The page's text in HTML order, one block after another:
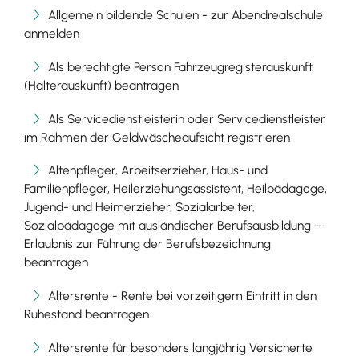
Allgemein bildende Schulen - zur Abendrealschule
anmelden
Als berechtigte Person Fahrzeugregisterauskunft
(Halterauskunft) beantragen
Als Servicedienstleisterin oder Servicedienstleister
im Rahmen der Geldwäscheaufsicht registrieren
Altenpfleger, Arbeitserzieher, Haus- und
Familienpfleger, Heilerziehungsassistent, Heilpädagoge,
Jugend- und Heimerzieher, Sozialarbeiter,
Sozialpädagoge mit ausländischer Berufsausbildung –
Erlaubnis zur Führung der Berufsbezeichnung
beantragen
Altersrente - Rente bei vorzeitigem Eintritt in den
Ruhestand beantragen
Altersrente für besonders langjährig Versicherte